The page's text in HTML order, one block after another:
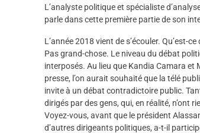
L’analyste politique et spécialiste
parle dans cette première partie de son
L’année 2018 vient de s’écouler. Qu’est-
Pas grand-chose. Le niveau du débat
interposés. Au lieu que Kandia Camara et
presse, l’on aurait souhaité que la télé
invite à un débat contradictoire public.
dirigés par des gens, qui, en réalité, n’ont
Voyez-vous, avant que le président
d’autres dirigeants politiques, a-t-il